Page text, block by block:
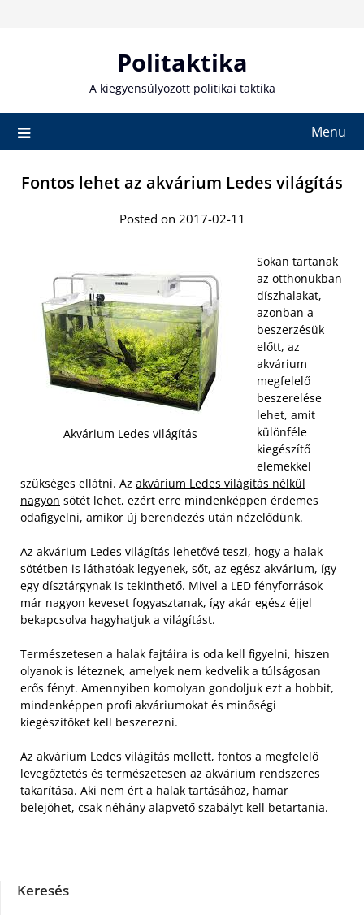
Politaktika
A kiegyensúlyozott politikai taktika
Menu
Fontos lehet az akvárium Ledes világítás
Posted on 2017-02-11
Akvárium Ledes világítás
Sokan tartanak
az otthonukban
díszhalakat,
azonban a
beszerzésük
előtt, az
akvárium
megfelelő
beszerelése
lehet, amit
különféle
kiegészítő
elemekkel
szükséges ellátni. Az akvárium Ledes világítás nélkül
nagyon sötét lehet, ezért erre mindenképpen érdemes
odafigyelni, amikor új berendezés után nézelődünk.
Az akvárium Ledes világítás lehetővé teszi, hogy a halak
sötétben is láthatóak legyenek, sőt, az egész akvárium, így
egy dísztárgynak is tekinthető. Mivel a LED fényforrások
már nagyon keveset fogyasztanak, így akár egész éjjel
bekapcsolva hagyhatjuk a világítást.
Természetesen a halak fajtáira is oda kell figyelni, hiszen
olyanok is léteznek, amelyek nem kedvelik a túlságosan
erős fényt. Amennyiben komolyan gondoljuk ezt a hobbit,
mindenképpen profi akváriumokat és minőségi
kiegészítőket kell beszerezni.
Az akvárium Ledes világítás mellett, fontos a megfelelő
levegőztetés és természetesen az akvárium rendszeres
takarítása. Aki nem ért a halak tartásához, hamar
belejöhet, csak néhány alapvető szabályt kell betartania.
Keresés